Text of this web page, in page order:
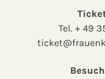
Tel. + 49